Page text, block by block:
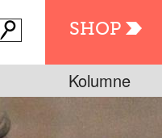
SHOP
Kolumne